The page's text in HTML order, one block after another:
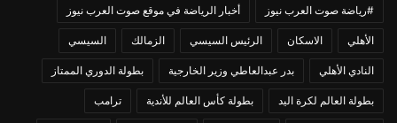
#رياضة صوت العرب نيوز أخبار الرياضة في موقع صوت العرب نيوز
الأهلي الاسكان الرئيس السيسي الزمالك السيسي
النادي الأهلي بدر عبدالعاطي وزير الخارجية بطولة الدوري الممتاز
بطولة العالم لكرة اليد بطولة كأس العالم للأندية ترامب